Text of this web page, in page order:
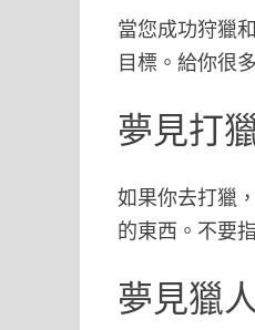
當您成功狩獵
目標。給你很
夢見打
如果你去打獵
的東西。不要
夢見獵